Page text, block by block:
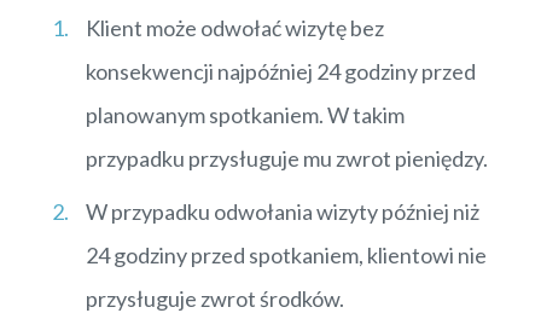
Klient może odwołać wizytę bez
konsekwencji najpóźniej 24 godziny przed
planowanym spotkaniem. W takim
przypadku przysługuje mu zwrot pieniędzy.
W przypadku odwołania wizyty później niż
24 godziny przed spotkaniem, klientowi nie
przysługuje zwrot środków.